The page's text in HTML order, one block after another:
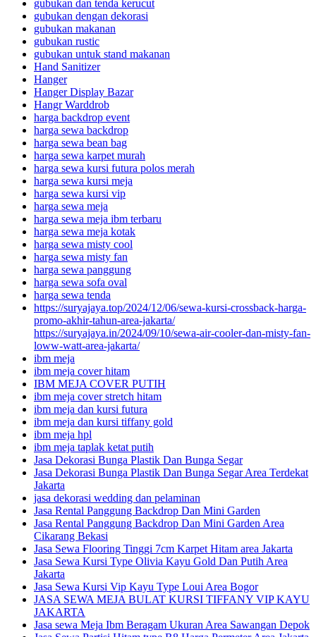
gubukan dan tenda kerucut
gubukan dengan dekorasi
gubukan makanan
gubukan rustic
gubukan untuk stand makanan
Hand Sanitizer
Hanger
Hanger Display Bazar
Hangr Warddrob
harga backdrop event
harga sewa backdrop
harga sewa bean bag
harga sewa karpet murah
harga sewa kursi futura polos merah
harga sewa kursi meja
harga sewa kursi vip
harga sewa meja
harga sewa meja ibm terbaru
harga sewa meja kotak
harga sewa misty cool
harga sewa misty fan
harga sewa panggung
harga sewa sofa oval
harga sewa tenda
https://suryajaya.top/2024/12/06/sewa-kursi-crossback-harga-
promo-akhir-tahun-area-jakarta/
https://suryajaya.in/2024/09/10/sewa-air-cooler-dan-misty-fan-
loww-watt-area-jakarta/
ibm meja
ibm meja cover hitam
IBM MEJA COVER PUTIH
ibm meja cover stretch hitam
ibm meja dan kursi futura
ibm meja dan kursi tiffany gold
ibm meja hpl
ibm meja taplak ketat putih
Jasa Dekorasi Bunga Plastik Dan Bunga Segar
Jasa Dekorasi Bunga Plastik Dan Bunga Segar Area Terdekat
Jakarta
jasa dekorasi wedding dan pelaminan
Jasa Rental Panggung Backdrop Dan Mini Garden
Jasa Rental Panggung Backdrop Dan Mini Garden Area
Cikarang Bekasi
Jasa Sewa Flooring Tinggi 7cm Karpet Hitam area Jakarta
Jasa Sewa Kursi Type Olivia Kayu Gold Dan Putih Area
Jakarta
Jasa Sewa Kursi Vip Kayu Type Loui Area Bogor
JASA SEWA MEJA BULAT KURSI TIFFANY VIP KAYU
JAKARTA
Jasa sewa Meja Ibm Beragam Ukuran Area Sawangan Depok